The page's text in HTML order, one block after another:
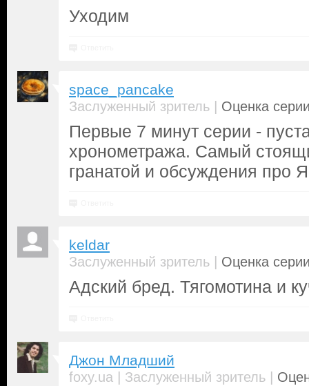
Уходим
space_pancake
Заслуженный зритель | Оценка
Первые 7 минут серии -
хронометража. Самый
гранатой и обсуждения про
keldar
Заслуженный зритель | Оценка
Адский бред. Тягомотина и
Джон Младший
foxy.ua | Заслуженный зритель |